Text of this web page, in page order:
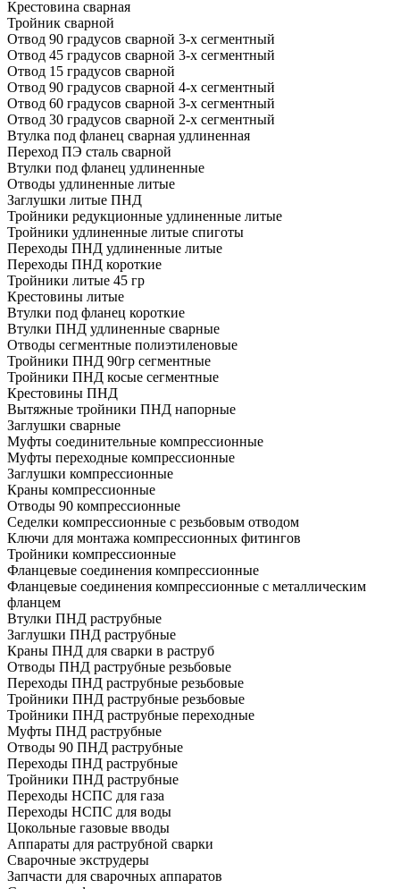
Крестовина сварная
Тройник сварной
Отвод 90 градусов сварной 3-х сегментный
Отвод 45 градусов сварной 3-х сегментный
Отвод 15 градусов сварной
Отвод 90 градусов сварной 4-х сегментный
Отвод 60 градусов сварной 3-х сегментный
Отвод 30 градусов сварной 2-х сегментный
Втулка под фланец сварная удлиненная
Переход ПЭ сталь сварной
Втулки под фланец удлиненные
Отводы удлиненные литые
Заглушки литые ПНД
Тройники редукционные удлиненные литые
Тройники удлиненные литые спиготы
Переходы ПНД удлиненные литые
Переходы ПНД короткие
Тройники литые 45 гр
Крестовины литые
Втулки под фланец короткие
Втулки ПНД удлиненные сварные
Отводы сегментные полиэтиленовые
Тройники ПНД 90гр сегментные
Тройники ПНД косые сегментные
Крестовины ПНД
Вытяжные тройники ПНД напорные
Заглушки сварные
Муфты соединительные компрессионные
Муфты переходные компрессионные
Заглушки компрессионные
Краны компрессионные
Отводы 90 компрессионные
Седелки компрессионные с резьбовым отводом
Ключи для монтажа компрессионных фитингов
Тройники компрессионные
Фланцевые соединения компрессионные
Фланцевые соединения компрессионные с металлическим
фланцем
Втулки ПНД раструбные
Заглушки ПНД раструбные
Краны ПНД для сварки в раструб
Отводы ПНД раструбные резьбовые
Переходы ПНД раструбные резьбовые
Тройники ПНД раструбные резьбовые
Тройники ПНД раструбные переходные
Муфты ПНД раструбные
Отводы 90 ПНД раструбные
Переходы ПНД раструбные
Тройники ПНД раструбные
Переходы НСПС для газа
Переходы НСПС для воды
Цокольные газовые вводы
Аппараты для раструбной сварки
Сварочные экструдеры
Запчасти для сварочных аппаратов